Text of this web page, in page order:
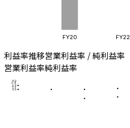
FY20 FY22
利益率推移営業利益率 / 純利益率
営業利益率純利益率
0.0
1.3
2.5
3.8
5.0